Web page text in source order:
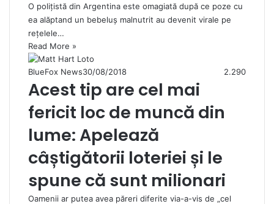
O polițistă din Argentina este omagiată după ce poze cu
ea alăptand un bebeluș malnutrit au devenit virale pe
rețelele…
Read More »
BlueFox News30/08/2018 2.290
Acest tip are cel mai
fericit loc de muncă din
lume: Apelează
câștigătorii loteriei și le
spune că sunt milionari
Oamenii ar putea avea păreri diferite via-a-vis de „cel